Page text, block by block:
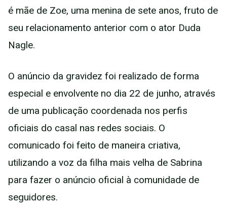
é mãe de Zoe, uma menina de sete anos, fruto de
seu relacionamento anterior com o ator Duda
Nagle.
O anúncio da gravidez foi realizado de forma
especial e envolvente no dia 22 de junho, através
de uma publicação coordenada nos perfis
oficiais do casal nas redes sociais. O
comunicado foi feito de maneira criativa,
utilizando a voz da filha mais velha de Sabrina
para fazer o anúncio oficial à comunidade de
seguidores.